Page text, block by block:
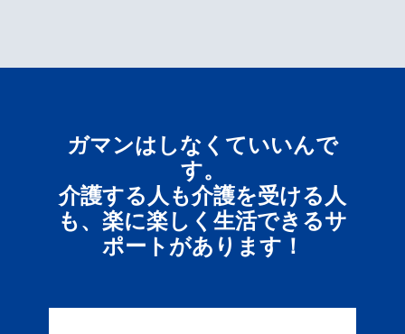
ガマンはしなくていいんで
す。
介護する人も介護を受ける人
も、楽に楽しく生活できるサ
ポートがあります！